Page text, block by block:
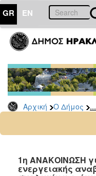
GR EN
Αρχική Ο Δήμος ...
ΔΗΜΟΣ
Διακηρύξεις
-
Δημοπρασίες
Αρχείο
2025
2023
1η ΑΝΑΚΟΙΝΩΣΗ
ενεργειακής